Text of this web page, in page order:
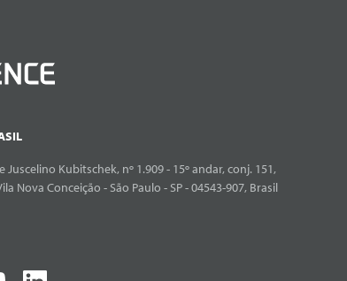
Juscelino Kubitschek, nº 1.909 - 15º andar, conj. 151,
Nova Conceição - São Paulo - SP - 04543-907, Brasil